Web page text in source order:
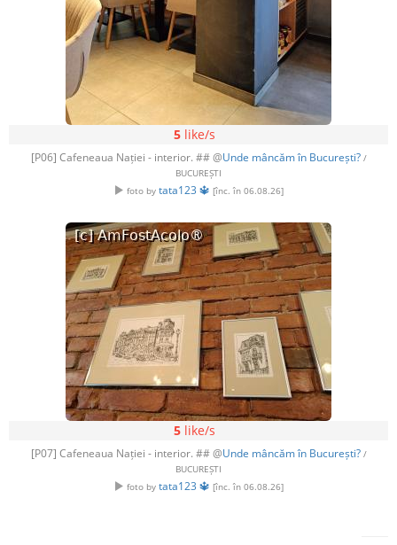
5like/s
[P06] Cafeneaua Nației - interior. ## @Unde mâncăm în București? /
BUCUREȘTI
foto by tata123 🔱 [înc. în 06.08.26]
5like/s
[P07] Cafeneaua Nației - interior. ## @Unde mâncăm în București? /
BUCUREȘTI
foto by tata123 🔱 [înc. în 06.08.26]